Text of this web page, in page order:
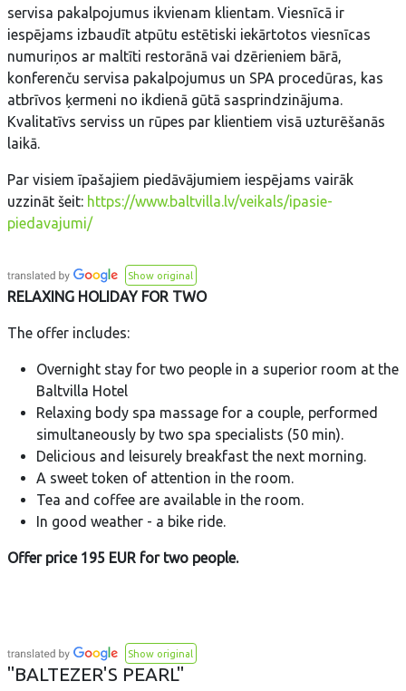
servisa pakalpojumus ikvienam klientam. Viesnīcā ir
iespējams izbaudīt atpūtu estētiski iekārtotos viesnīcas
numuriņos ar maltīti restorānā vai dzērieniem bārā,
konferenču servisa pakalpojumus un SPA procedūras, kas
atbrīvos ķermeni no ikdienā gūtā sasprindzinājuma.
Kvalitatīvs serviss un rūpes par klientiem visā uzturēšanās
laikā.
Par visiem īpašajiem piedāvājumiem iespējams vairāk
uzzināt šeit: https://www.baltvilla.lv/veikals/ipasie-
piedavajumi/
Show original
RELAXING HOLIDAY FOR TWO
The offer includes:
Overnight stay for two people in a superior room at the
Baltvilla Hotel
Relaxing body spa massage for a couple, performed
simultaneously by two spa specialists (50 min).
Delicious and leisurely breakfast the next morning.
A sweet token of attention in the room.
Tea and coffee are available in the room.
In good weather - a bike ride.
Offer price 195 EUR for two people.
Show original
"BALTEZER'S PEARL"